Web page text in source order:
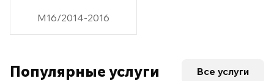
M16/2014-2016
Популярные услуги Все услуги